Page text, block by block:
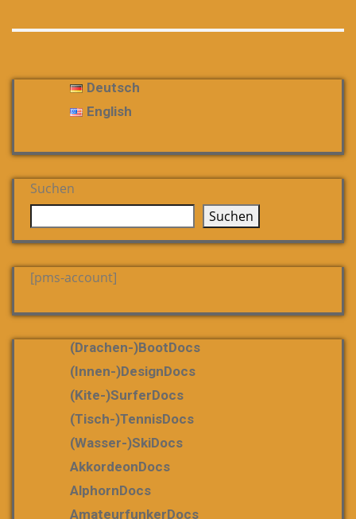
Deutsch
English
Suchen
Suchen
[pms-account]
(Drachen-)bootDocs
(Innen-)DesignDocs
(Kite-)SurferDocs
(Tisch-)TennisDocs
(Wasser-)SkiDocs
AkkordeonDocs
AlphornDocs
AmateurfunkerDocs